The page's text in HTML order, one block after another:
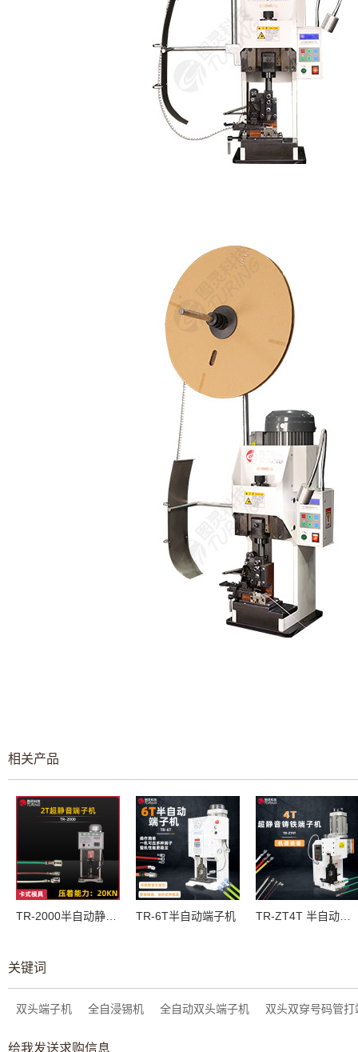
相关产品
TR-6T半自动端子机
关键词
双头端子机 全自浸锡机 全自动双头端子机 双头双穿号码管打
给我发送求购信息